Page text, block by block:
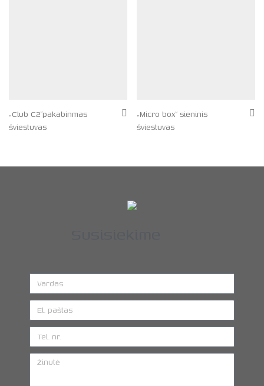
„Club C2″pakabinmas
šviestuvas
„Micro box” sieninis
šviestuvas